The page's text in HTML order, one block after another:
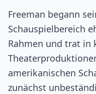
Freeman begann
Schauspielbereich
Rahmen und trat in
amerikanischen
zunächst